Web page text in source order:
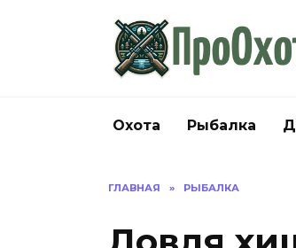
Охота Рыбалка
ГЛАВНАЯ » РЫБАЛКА